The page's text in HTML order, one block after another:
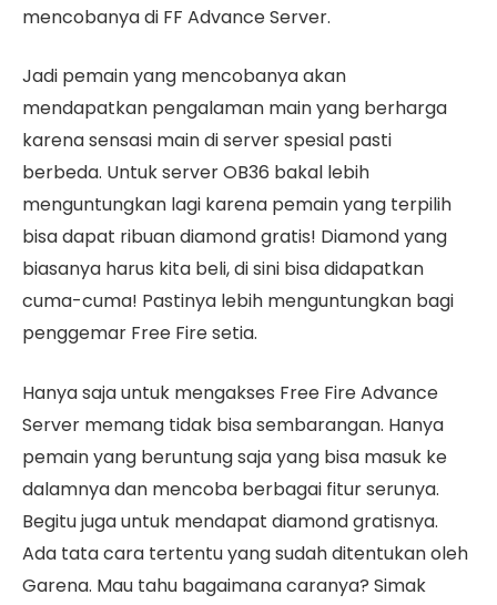
mencobanya di FF Advance Server.
Jadi pemain yang mencobanya akan
mendapatkan pengalaman main yang berharga
karena sensasi main di server spesial pasti
berbeda. Untuk server OB36 bakal lebih
menguntungkan lagi karena pemain yang terpilih
bisa dapat ribuan diamond gratis! Diamond yang
biasanya harus kita beli, di sini bisa didapatkan
cuma-cuma! Pastinya lebih menguntungkan bagi
penggemar Free Fire setia.
Hanya saja untuk mengakses Free Fire Advance
Server memang tidak bisa sembarangan. Hanya
pemain yang beruntung saja yang bisa masuk ke
dalamnya dan mencoba berbagai fitur serunya.
Begitu juga untuk mendapat diamond gratisnya.
Ada tata cara tertentu yang sudah ditentukan oleh
Garena. Mau tahu bagaimana caranya? Simak